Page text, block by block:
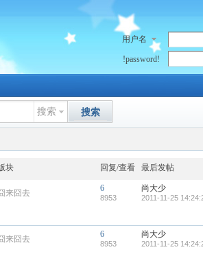
用户名
!password!
搜索 搜索
块 回复/查看 最后发帖
来囧去 6
8953
尚大少
2011-11-25
来囧去 6
8953
尚大少
2011-11-25